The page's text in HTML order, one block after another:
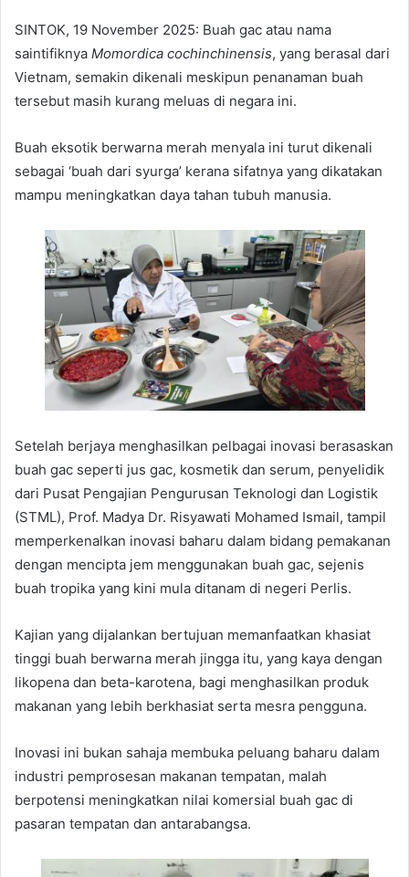
SINTOK, 19 November 2025: Buah gac atau nama
saintifiknya Momordica cochinchinensis, yang berasal dari
Vietnam, semakin dikenali meskipun penanaman buah
tersebut masih kurang meluas di negara ini.
Buah eksotik berwarna merah menyala ini turut dikenali
sebagai ‘buah dari syurga’ kerana sifatnya yang dikatakan
mampu meningkatkan daya tahan tubuh manusia.
Setelah berjaya menghasilkan pelbagai inovasi berasaskan
buah gac seperti jus gac, kosmetik dan serum, penyelidik
dari Pusat Pengajian Pengurusan Teknologi dan Logistik
(STML), Prof. Madya Dr. Risyawati Mohamed Ismail, tampil
memperkenalkan inovasi baharu dalam bidang pemakanan
dengan mencipta jem menggunakan buah gac, sejenis
buah tropika yang kini mula ditanam di negeri Perlis.
Kajian yang dijalankan bertujuan memanfaatkan khasiat
tinggi buah berwarna merah jingga itu, yang kaya dengan
likopena dan beta-karotena, bagi menghasilkan produk
makanan yang lebih berkhasiat serta mesra pengguna.
Inovasi ini bukan sahaja membuka peluang baharu dalam
industri pemprosesan makanan tempatan, malah
berpotensi meningkatkan nilai komersial buah gac di
pasaran tempatan dan antarabangsa.